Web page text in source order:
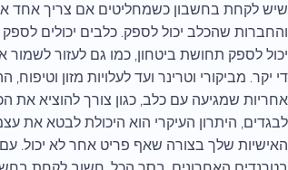
שיש לקחת בחשבון כשמחליטים אם צריך אחד
והחברות שהכלב יכול לספק. כלבים יכולים
יכול לספק תחושת ביטחון, כמו גם לעזור לשמור
די יקר. מביקורי וטרינר ועד לעלויות מזון
אחריות שמגיעה עם כלב, כגון צורך להוציא את
לבגדים, היתרון העיקרי הוא היכולת לבטא את
האישיות שלך בצורה שאף פריט אחר לא יכול. עם